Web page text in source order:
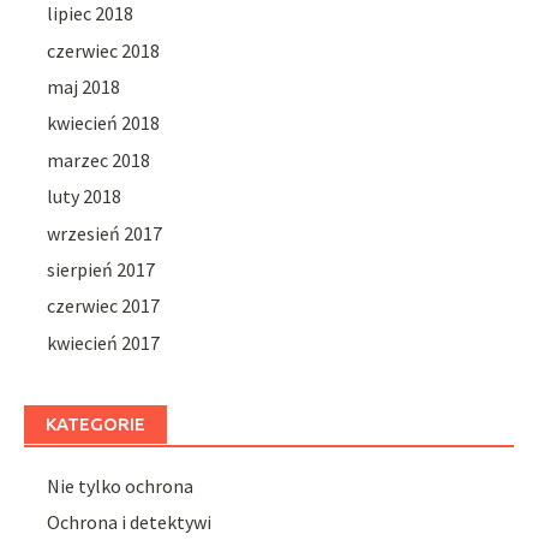
lipiec 2018
czerwiec 2018
maj 2018
kwiecień 2018
marzec 2018
luty 2018
wrzesień 2017
sierpień 2017
czerwiec 2017
kwiecień 2017
KATEGORIE
Nie tylko ochrona
Ochrona i detektywi